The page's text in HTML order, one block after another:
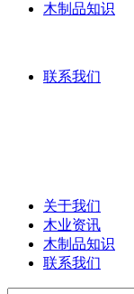
木制品知识
联系我们
关于我们
木业资讯
木制品知识
联系我们